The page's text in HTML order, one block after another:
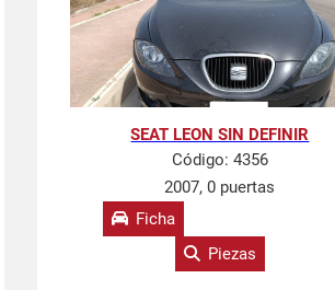
SEAT LEON SIN DEFINIR
Código: 4356
2007, 0 puertas
Ficha
Piezas